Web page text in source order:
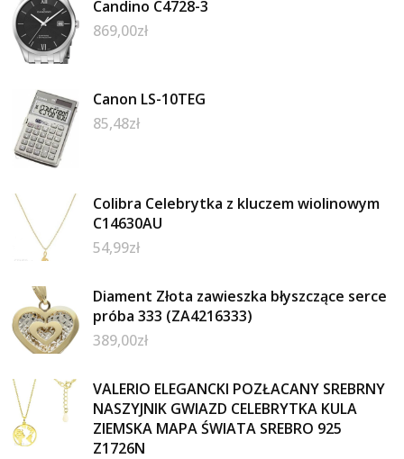
Candino C4728-3
869,00zł
Canon LS-10TEG
85,48zł
Colibra Celebrytka z kluczem wiolinowym
C14630AU
54,99zł
Diament Złota zawieszka błyszczące serce
próba 333 (ZA4216333)
389,00zł
VALERIO ELEGANCKI POZŁACANY SREBRNY
NASZYJNIK GWIAZD CELEBRYTKA KULA
ZIEMSKA MAPA ŚWIATA SREBRO 925
Z1726N